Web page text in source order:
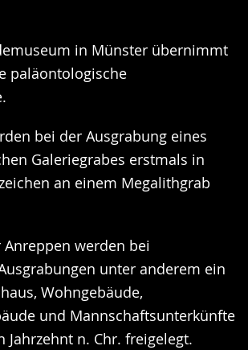
in Münster übernimmt
paläontologische
bei der Ausgrabung eines
Galeriegrabes erstmals in
an einem Megalithgrab
werden bei
unter anderem ein
Wohngebäude,
und Mannschaftsunterkünfte
Jahrzehnt n. Chr. freigelegt.